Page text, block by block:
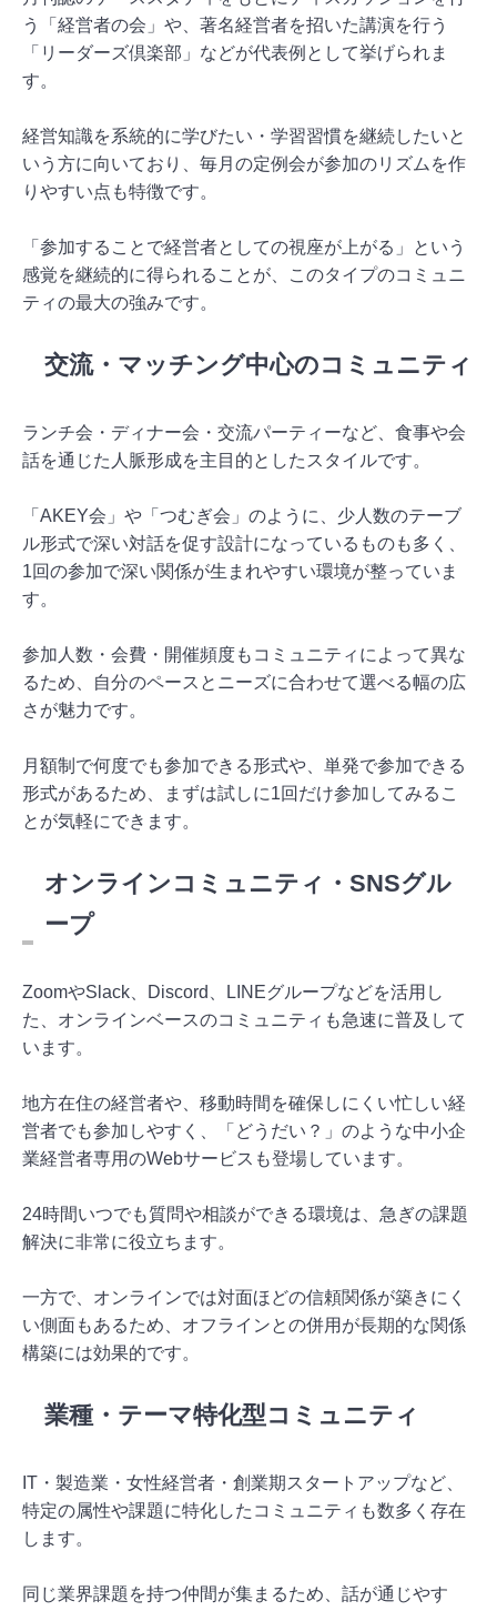
う「経営者の会」や、著名経営者を招いた講演を行う
「リーダーズ倶楽部」などが代表例として挙げられま
す。
経営知識を系統的に学びたい・学習習慣を継続したいと
いう方に向いており、毎月の定例会が参加のリズムを作
りやすい点も特徴です。
「参加することで経営者としての視座が上がる」という
感覚を継続的に得られることが、このタイプのコミュニ
ティの最大の強みです。
交流・マッチング中心のコミュニティ
ランチ会・ディナー会・交流パーティーなど、食事や会
話を通じた人脈形成を主目的としたスタイルです。
「AKEY会」や「つむぎ会」のように、少人数のテーブ
ル形式で深い対話を促す設計になっているものも多く、
1回の参加で深い関係が生まれやすい環境が整っていま
す。
参加人数・会費・開催頻度もコミュニティによって異な
るため、自分のペースとニーズに合わせて選べる幅の広
さが魅力です。
月額制で何度でも参加できる形式や、単発で参加できる
形式があるため、まずは試しに1回だけ参加してみるこ
とが気軽にできます。
オンラインコミュニティ・SNSグル
ープ
ZoomやSlack、Discord、LINEグループなどを活用し
た、オンラインベースのコミュニティも急速に普及して
います。
地方在住の経営者や、移動時間を確保しにくい忙しい経
営者でも参加しやすく、「どうだい？」のような中小企
業経営者専用のWebサービスも登場しています。
24時間いつでも質問や相談ができる環境は、急ぎの課題
解決に非常に役立ちます。
一方で、オンラインでは対面ほどの信頼関係が築きにく
い側面もあるため、オフラインとの併用が長期的な関係
構築には効果的です。
業種・テーマ特化型コミュニティ
IT・製造業・女性経営者・創業期スタートアップなど、
特定の属性や課題に特化したコミュニティも数多く存在
します。
同じ業界課題を持つ仲間が集まるため、話が通じやす